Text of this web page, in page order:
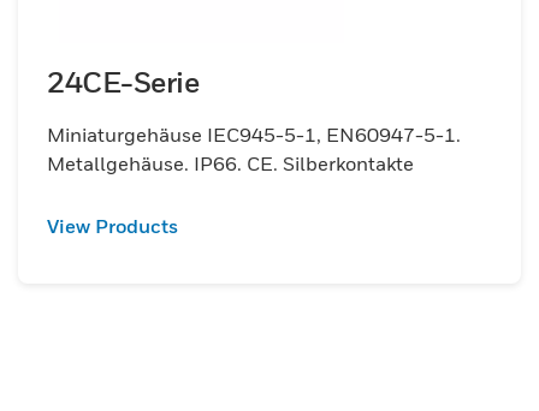
24CE-Serie
Miniaturgehäuse IEC945-5-1, EN60947-5-1.
Metallgehäuse. IP66. CE. Silberkontakte
View Products